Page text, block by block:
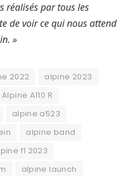
réalisés par tous les
de voir ce qui nous attend
»
2022
alpine 2023
Alpine A110 R
alpine a523
alpine band
f1 2023
alpine launch